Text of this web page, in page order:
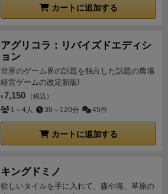
カートに追加する
アグリコラ：リバイズドエディシ
ョン
世界のゲーム界の話題を独占した話題の農場
経営ゲームの改定新版!
¥ 7,150 （税込）
1～4人 30～120分 45件
カートに追加する
キングドミノ
欲しいタイルを手に入れて、森や海、草原の